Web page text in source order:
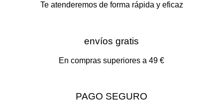
Te atenderemos de forma rápida y eficaz
envíos gratis
En compras superiores a 49 €
PAGO SEGURO